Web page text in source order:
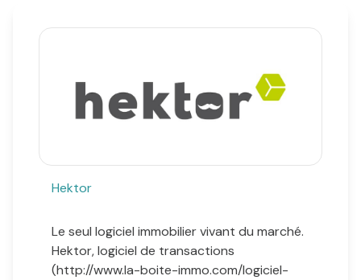
Hektor
Le seul logiciel immobilier vivant du marché.
Hektor, logiciel de transactions
(http://www.la-boite-immo.com/logiciel-